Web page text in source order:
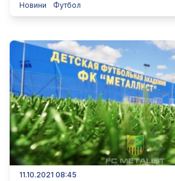
Новини Футбол
11.10.2021 08:45